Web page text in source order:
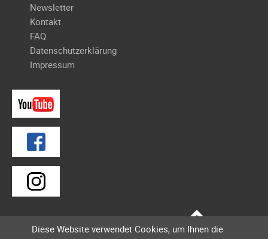
überspringen
Newsletter
Kontakt
FAQ
Datenschutzerklärung
Impressum
Diese Website verwendet Cookies, um Ihnen die